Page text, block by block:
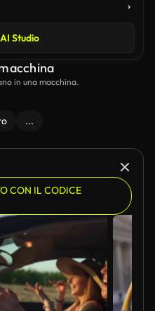
Studio
in una macchina.
...
CON IL CODICE